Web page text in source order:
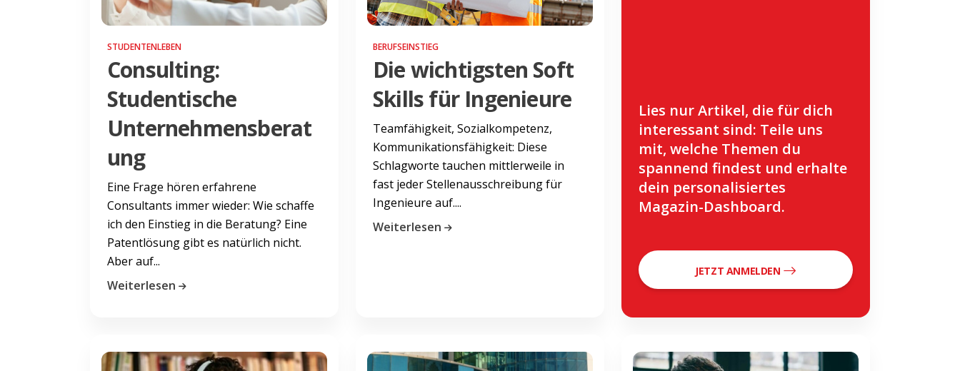
STUDENTENLEBEN
Consulting:
Studentische
Unternehmensberat
ung
Eine Frage hören erfahrene
Consultants immer wieder: Wie schaffe
ich den Einstieg in die Beratung? Eine
Patentlösung gibt es natürlich nicht.
Aber auf...
Weiterlesen
BERUFSEINSTIEG
Die wichtigsten Soft
Skills für Ingenieure
Teamfähigkeit, Sozialkompetenz,
Kommunikationsfähigkeit: Diese
Schlagworte tauchen mittlerweile in
fast jeder Stellenausschreibung für
Ingenieure auf....
Weiterlesen
Lies nur Artikel, die für dich
interessant sind: Teile uns
mit, welche Themen du
spannend findest und erhalte
dein personalisiertes
Magazin-Dashboard.
JETZT ANMELDEN